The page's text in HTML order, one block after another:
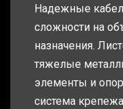
Надежные
сложности на
назначения.
тяжелые
элементы и
система